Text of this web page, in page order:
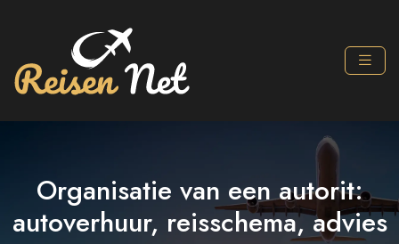
Organisatie van een autorit:
autoverhuur, reisschema, advies